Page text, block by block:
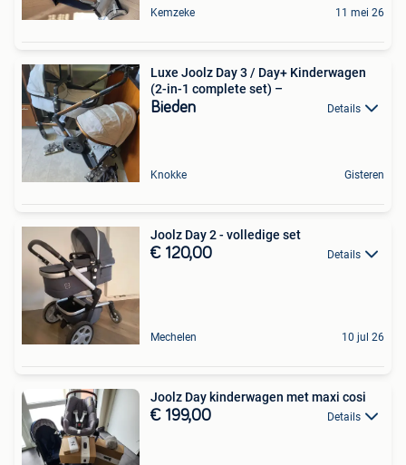
Kemzeke 11 mei 26
Luxe Joolz Day 3 / Day+ Kinderwagen
(2-in-1 complete set) –
Bieden Details
Knokke Gisteren
Joolz Day 2 - volledige set
€ 120,00 Details
Mechelen 10 jul 26
Joolz Day kinderwagen met maxi cosi
€ 199,00 Details